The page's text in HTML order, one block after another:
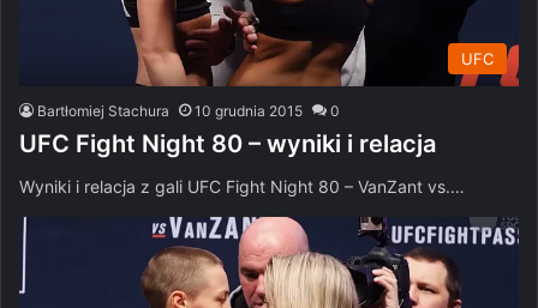
UFC
Bartłomiej Stachura 10 grudnia 2015 0
UFC Fight Night 80 – wyniki i relacja
Wyniki i relacja z gali UFC Fight Night 80 – VanZant vs.…